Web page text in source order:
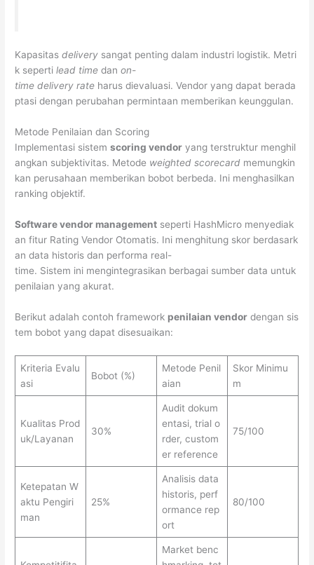
Kapasitasdelivery sangat penting dalam industri logistik. Metri
k sepertilead time danon-
time delivery rate harus dievaluasi. Vendor yang dapat berada
ptasi dengan perubahan permintaan memberikan keunggulan.
Metode Penilaian dan Scoring
Implementasi sistemscoring vendor yang terstruktur menghil
angkan subjektivitas. Metode weighted scorecard memungkin
kan perusahaan memberikan bobot berbeda. Ini menghasilkan
ranking objektif.
Software vendor management seperti HashMicro menyediak
an fitur Rating Vendor Otomatis. Ini menghitung skor berdasark
an data historis dan performa real-
time. Sistem ini mengintegrasikan berbagai sumber data untuk
penilaian yang akurat.
Berikut adalah contoh framework penilaian vendor dengan sis
tem bobot yang dapat disesuaikan:
Kriteria Evalu
asi
Bobot (%)
Metode Penil
aian
Skor Minimu
m
Kualitas Prod
uk/Layanan
30%
Audit dokum
entasi, trial o
rder, custom
er reference
75/100
Ketepatan W
aktu Pengiri
man
25%
Analisis data
historis, perf
ormance rep
ort
80/100
Market benc